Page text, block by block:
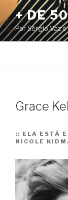
Pular
para
o
conteúdo
+ DE
Por Sérgio Vaz
Grace
:: ELA ESTÁ
NICOLE